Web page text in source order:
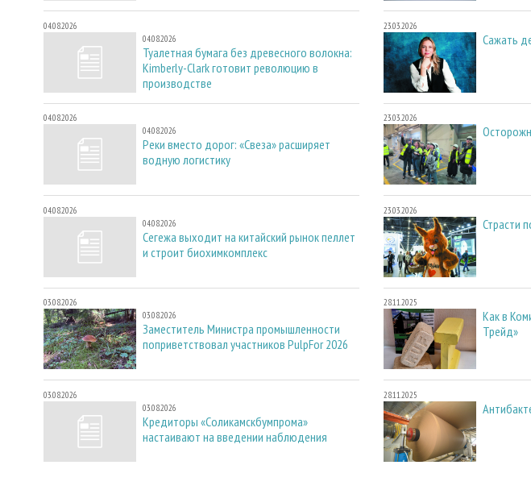
04.08.2026
04.08.2026
Туалетная бумага без древесного волокна:
Kimberly-Clark готовит революцию в
производстве
04.08.2026
04.08.2026
Реки вместо дорог: «Свеза» расширяет
водную логистику
04.08.2026
04.08.2026
Сегежа выходит на китайский рынок пеллет
и строит биохимкомплекс
03.08.2026
03.08.2026
Заместитель Министра промышленности
поприветствовал участников PulpFor 2026
03.08.2026
03.08.2026
Кредиторы «Соликамскбумпрома»
настаивают на введении наблюдения
23.03.2026
Сажать
23.03.2026
23.03.2026
Страсти
28.11.2025
Как в
Трейд»
28.11.2025